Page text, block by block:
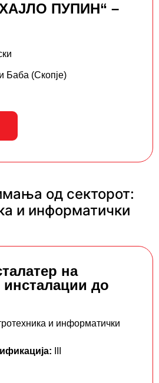
ПУПИН“ –
Баба (Скопје)
од секторот:
и информатички
на
инсталации до
и информатички